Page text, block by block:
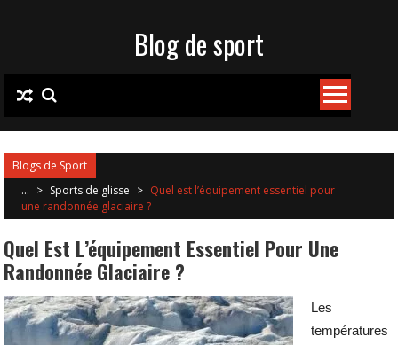
Blog de sport
Blogs de Sport
... > Sports de glisse > Quel est l’équipement essentiel pour
une randonnée glaciaire ?
Quel Est L’équipement Essentiel Pour Une
Randonnée Glaciaire ?
Les
températures